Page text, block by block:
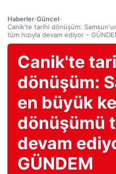
Haberler›Güncel›
Canik'te tarihi dönüşüm:
tüm hızıyla devam ediyor –
Canik'te
dönüşüm:
en büyük
dönüşümü
devam
GÜNDEM